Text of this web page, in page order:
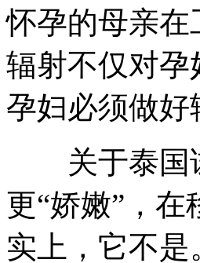
怀孕的母亲
辐射不仅对
孕妇必须做
关于泰国试
更“娇嫩”，
实上，它不